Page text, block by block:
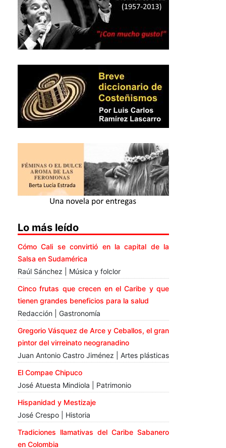
Lo más leído
Cómo Cali se convirtió en la capital de la
Salsa en Sudamérica
Raúl Sánchez | Música y folclor
Cinco frutas que crecen en el Caribe y que
tienen grandes beneficios para la salud
Redacción | Gastronomía
Gregorio Vásquez de Arce y Ceballos, el gran
pintor del virreinato neogranadino
Juan Antonio Castro Jiménez | Artes plásticas
El Compae Chipuco
José Atuesta Mindiola | Patrimonio
Hispanidad y Mestizaje
José Crespo | Historia
Tradiciones llamativas del Caribe Sabanero
en Colombia